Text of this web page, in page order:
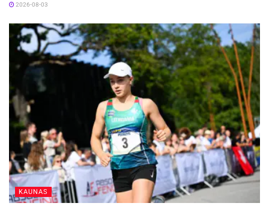
Santakoje
2026-08-05
Pareigūnai ragina visus eismo dalyvius laikytis
Kelių eismo taisyklių, būti drausmingiems bei
linki saugaus kelio! Tik kartu rūpindamiesi savo ir
kitų saugumu laimingai pasieksime kiekvienos
kelionės tikslą.
Žymos: Girtumas
2026-08-03
KAUNAS